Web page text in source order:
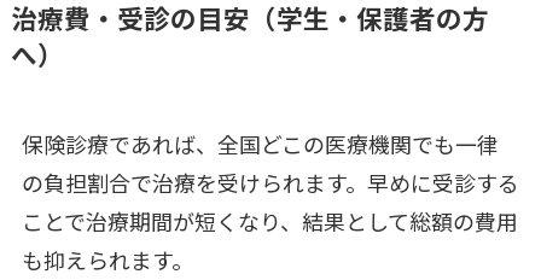
治療費・受診の目安（学生・保護者の方
へ）
保険診療であれば、全国どこの医療機関でも一律
の負担割合で治療を受けられます。早めに受診する
ことで治療期間が短くなり、結果として総額の費用
も抑えられます。